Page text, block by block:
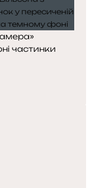
частинки